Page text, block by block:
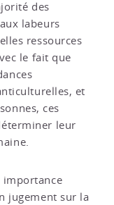
des
labeurs
ressources
le fait que
et
ces
leur
importance
jugement sur la